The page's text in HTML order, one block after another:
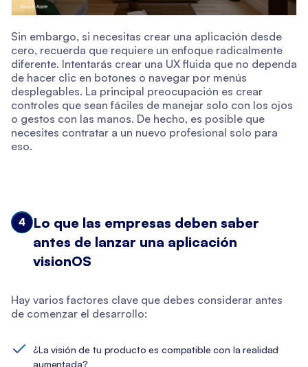
Sin embargo, si necesitas crear una aplicación desde
cero, recuerda que requiere un enfoque radicalmente
diferente. Intentarás crear una UX fluida que no dependa
de hacer clic en botones o navegar por menús
desplegables. La principal preocupación es crear
controles que sean fáciles de manejar solo con los ojos
o gestos con las manos. De hecho, es posible que
necesites contratar a un nuevo profesional solo para
eso.
4
Lo que las empresas deben saber
antes de lanzar una aplicación
visionOS
Hay varios factores clave que debes considerar antes
de comenzar el desarrollo:
¿La visión de tu producto es compatible con la realidad
aumentada?